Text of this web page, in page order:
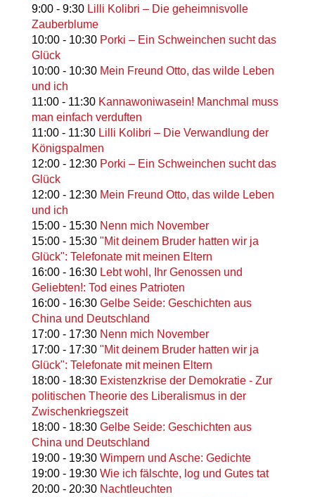
9:00- 9:30 Lilli Kolibri – Die geheimnisvolle
Zauberblume
10:00- 10:30 Porki – Ein Schweinchen sucht das
Glück
10:00- 10:30 Mein Freund Otto, das wilde Leben
und ich
11:00- 11:30 Kannawoniwasein! Manchmal muss
man einfach verduften
11:00- 11:30 Lilli Kolibri – Die Verwandlung der
Königspalmen
12:00- 12:30 Porki – Ein Schweinchen sucht das
Glück
12:00- 12:30 Mein Freund Otto, das wilde Leben
und ich
15:00- 15:30 Nenn mich November
15:00- 15:30 "Mit deinem Bruder hatten wir ja
Glück": Telefonate mit meinen Eltern
16:00- 16:30 Lebt wohl, Ihr Genossen und
Geliebten!: Tod eines Patrioten
16:00- 16:30 Gelbe Seide: Geschichten aus
China und Deutschland
17:00- 17:30 Nenn mich November
17:00- 17:30 "Mit deinem Bruder hatten wir ja
Glück": Telefonate mit meinen Eltern
18:00- 18:30 Existenzkrise der Demokratie - Zur
politischen Theorie des Liberalismus in der
Zwischenkriegszeit
18:00- 18:30 Gelbe Seide: Geschichten aus
China und Deutschland
19:00- 19:30 Wimpern und Asche: Gedichte
19:00- 19:30 Wie ich fälschte, log und Gutes tat
20:00- 20:30 Nachtleuchten